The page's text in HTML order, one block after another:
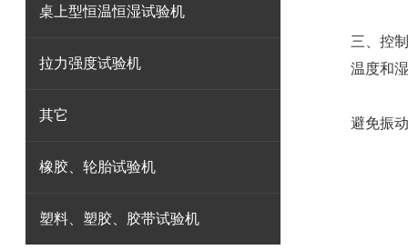
桌上型恒温恒湿试验机
拉力强度试验机
其它
橡胶、轮胎试验机
塑料、塑胶、胶带试验机
三、控制
温度和湿
避免振动